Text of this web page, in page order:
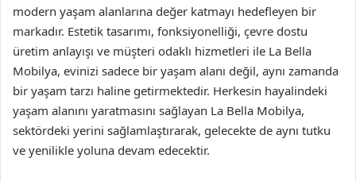
modern yaşam alanlarına değer katmayı hedefleyen bir
markadır. Estetik tasarımı, fonksiyonelliği, çevre dostu
üretim anlayışı ve müşteri odaklı hizmetleri ile La Bella
Mobilya, evinizi sadece bir yaşam alanı değil, aynı zamanda
bir yaşam tarzı haline getirmektedir. Herkesin hayalindeki
yaşam alanını yaratmasını sağlayan La Bella Mobilya,
sektördeki yerini sağlamlaştırarak, gelecekte de aynı tutku
ve yenilikle yoluna devam edecektir.